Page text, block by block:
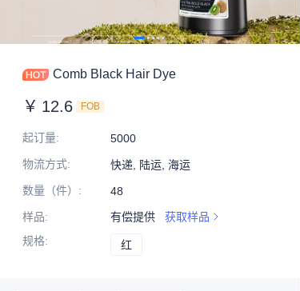
Comb Black Hair Dye
￥ 12.6 FOB
起订量:
5000
物流方式:
快递, 陆运, 海运
数量（件） :
48
样品: 有偿提供
获取样品
规格: 红